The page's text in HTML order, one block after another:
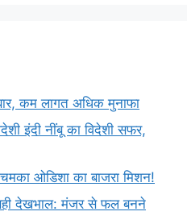
कम लागत अधिक मुनाफा
इंदी नींबू का विदेशी सफर,
ओडिशा का बाजरा मिशन!
देखभाल: मंजर से फल बनने